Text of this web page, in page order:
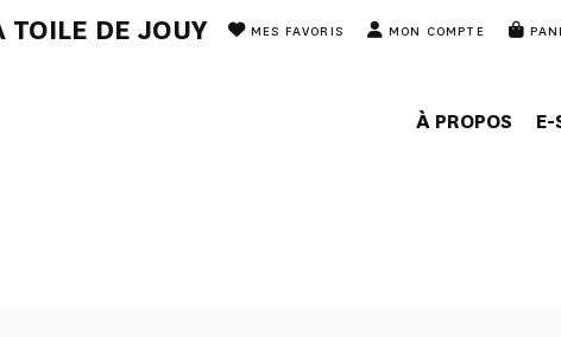
TOILE DE JOUY MES FAVORIS MON COMPTE
À PROPOS E-